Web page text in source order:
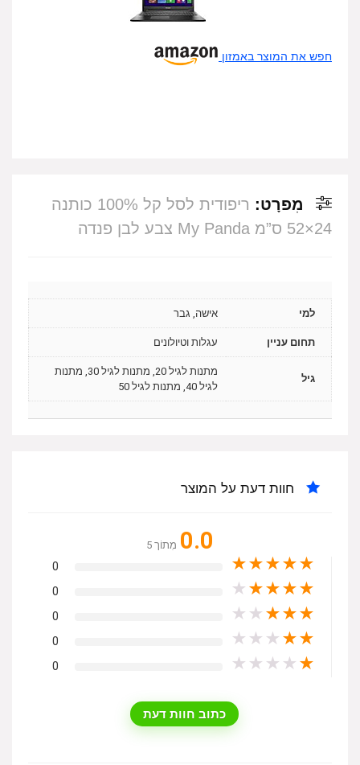
חפש את המוצר באמזון
מִפרָט:
ריפודית לסל קל 100% כותנה
24×52 ס”מ My Panda צבע לבן פנדה
למי אישה, גבר
תחום עניין עגלות וטיולונים
גיל
מתנות לגיל 20, מתנות לגיל 30, מתנות
לגיל 40, מתנות לגיל 50
חוות דעת על המוצר
0.0 מִתוֹך 5
★
★
★
★
★
0
★
★
★
★
★
0
★
★
★
★
★
0
★
★
★
★
★
0
★
★
★
★
★
0
כתוב חוות דעת